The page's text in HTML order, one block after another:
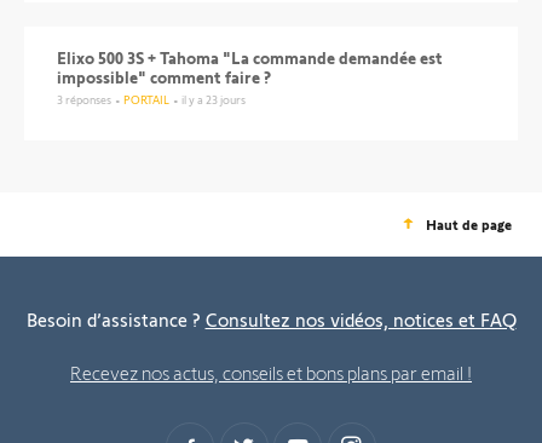
Elixo 500 3S + Tahoma "La commande demandée est
impossible" comment faire ?
3 réponses PORTAIL il y a 23 jours
Haut de page
Besoin d’assistance ? Consultez nos vidéos, notices et FAQ
Recevez nos actus, conseils et bons plans par email !